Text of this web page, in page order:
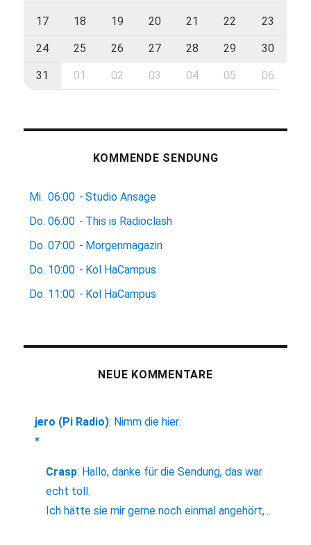
17 18 19 20 21 22 23
24 25 26 27 28 29 30
31 01 02 03 04 05 06
KOMMENDE SENDUNG
Mi. 06:00 - Studio Ansage
Do. 06:00 - This is Radioclash
Do. 07:00 - Morgenmagazin
Do. 10:00 - Kol HaCampus
Do. 11:00 - Kol HaCampus
NEUE KOMMENTARE
jero (Pi Radio): Nimm die hier:
*
Crasp: Hallo, danke für die Sendung, das war
echt toll.
Ich hätte sie mir gerne noch einmal angehört,...